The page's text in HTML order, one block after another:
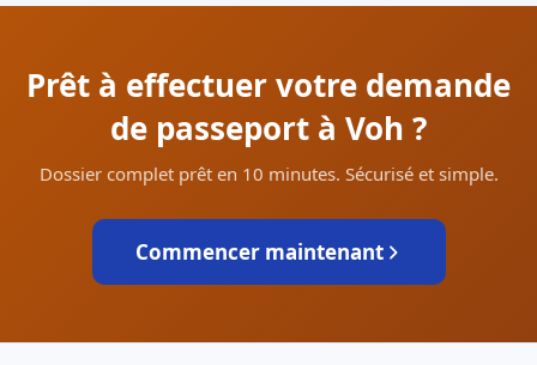
Prêt à effectuer votre demande
de passeport à Voh ?
Dossier complet prêt en 10 minutes. Sécurisé et simple.
Commencer maintenant